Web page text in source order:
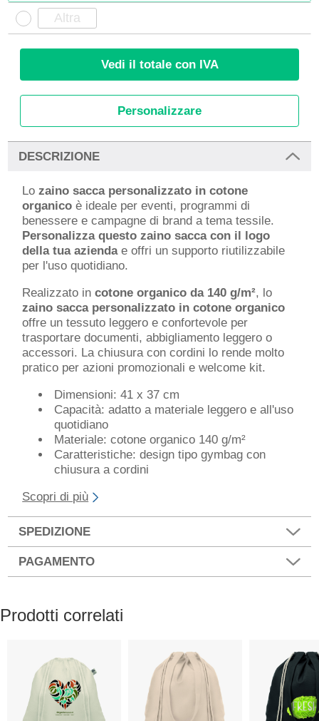
Vedi il totale con IVA
Personalizzare
DESCRIZIONE
Lozaino sacca personalizzato in cotone
organico è ideale per eventi, programmi di
benessere e campagne di brand a tema tessile.
Personalizza questo zaino sacca con il logo
della tua aziendae offri un supporto riutilizzabile
per l'uso quotidiano.
Realizzato incotone organico da 140 g/m², lo
zaino sacca personalizzato in cotone organico
offre un tessuto leggero e confortevole per
trasportare documenti, abbigliamento leggero o
accessori. La chiusura con cordini lo rende molto
pratico per azioni promozionali e welcome kit.
Dimensioni: 41 x 37 cm
Capacità: adatto a materiale leggero e all'uso
quotidiano
Materiale: cotone organico 140 g/m²
Caratteristiche: design tipo gymbag con
chiusura a cordini
Scopri di più
SPEDIZIONE
PAGAMENTO
Prodotti correlati